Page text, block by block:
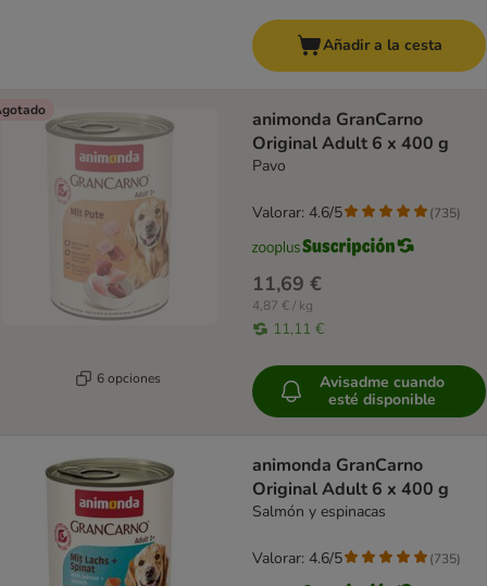
Añadir a la cesta
6 opciones
animonda GranCarno
Original Adult 6 x 400 g
Pavo
11,69 €
4,87 € / kg
11,11 €
Valorar: 4.6/5 (735)
Avisadme cuando
esté disponible
animonda GranCarno
Original Adult 6 x 400 g
Salmón y espinacas
Valorar: 4.6/5 (735)